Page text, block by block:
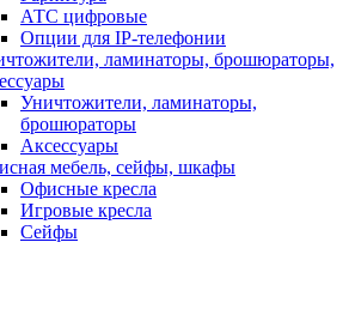
АТС цифровые
Опции для IP-телефонии
ламинаторы, брошюраторы,
Уничтожители, ламинаторы,
брошюраторы
Аксессуары
мебель, сейфы, шкафы
Офисные кресла
Игровые кресла
Сейфы